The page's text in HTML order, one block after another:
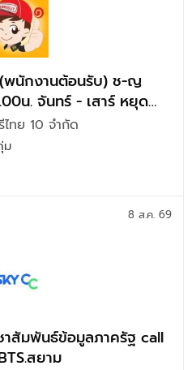
พนักงานต้อนรับ) ช-ญ
น. จันทร์ - เสาร์ หยุด
ทย 10 จำกัด
ม
าสัมพันธ์ข้อมูลภาครัฐ call
สยาม
8 ส.ค. 69